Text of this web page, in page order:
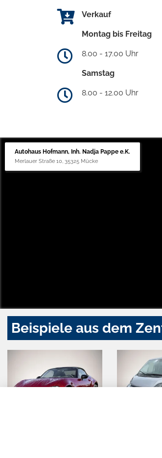
Verkauf
Montag bis Freitag
8.00 - 17.00 Uhr
Samstag
8.00 - 12.00 Uhr
Autohaus Hofmann, Inh. Nadja Pappe e.K.
Merlauer Straße 10, 35325 Mücke
Beispiele aus dem
Fiat